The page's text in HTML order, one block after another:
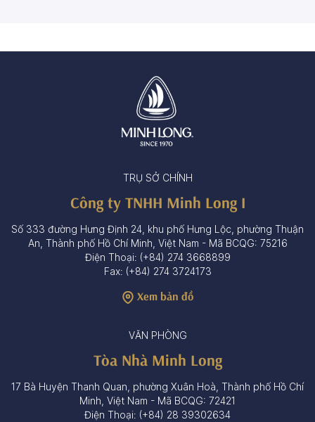
TRỤ SỞ CHÍNH
Công ty TNHH Minh Long I
Số 333 đường Hưng Định 24, khu phố Hưng Lộc, phường Thuận
An, Thành phố Hồ Chí Minh, Việt Nam - Mã BCQG: 75216
Điện Thoại: (+84) 274 3668899
Fax: (+84) 274 3724173
Xem bản đồ
VĂN PHÒNG
Tòa Nhà Minh Long
17 Bà Huyện Thanh Quan, phường Xuân Hoà, Thành phố Hồ Chí
Minh, Việt Nam - Mã BCQG: 72421
Điện Thoại: (+84) 28 39302634